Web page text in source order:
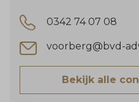
0342 74 07 08
voorberg@bvd-
Bekijk alle